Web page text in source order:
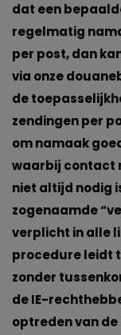
dat een
regelmatig
per post, dan
via onze
de
zendingen per
om namaak
waarbij contact
niet altijd nodig
zogenaamde
verplicht in alle
procedure leidt
zonder
de IE-
optreden van